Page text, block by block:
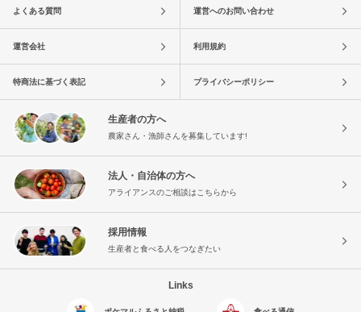
よくある質問 運営へのお問い合わせ
運営会社 利用規約
特商法に基づく表記 プライバシーポリシー
生産者の方へ
農家さん・漁師さんを募集しています!
法人・自治体の方へ
アライアンスのご相談はこちらから
採用情報
生産者と食べる人をつなぎたい
Links